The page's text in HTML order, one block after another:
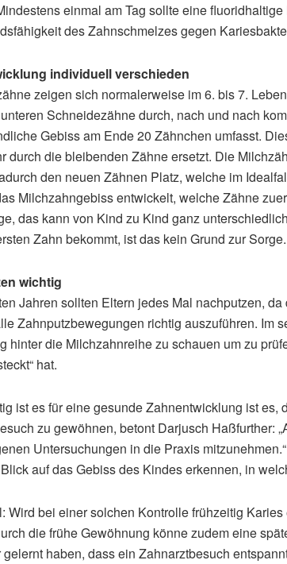
einmal am Tag sollte eine
des Zahnschmelzes gegen
individuell verschieden
zeigen sich normalerweise im 6. bis 7.
Schneidezähne durch, nach und nach
Gebiss am Ende 20 Zähnchen umfasst.
durch die bleibenden Zähne ersetzt. Die
den neuen Zähnen Platz, welche im
Milchzahngebiss entwickelt, welche Zähne
das kann von Kind zu Kind ganz
Zahn bekommt, ist das kein Grund zur Sorge.
wichtig
Jahren sollten Eltern jedes Mal nachputzen,
Zahnputzbewegungen richtig auszuführen. Im
hinter die Milchzahnreihe zu schauen um zu
hat.
ist es für eine gesunde Zahnentwicklung ist es,
zu gewöhnen, betont Darjusch Haßfurther:
Untersuchungen in die Praxis
auf das Gebiss des Kindes erkennen, in
Wird bei einer solchen Kontrolle frühzeitig
die frühe Gewöhnung könne zudem eine
haben, dass ein Zahnarztbesuch